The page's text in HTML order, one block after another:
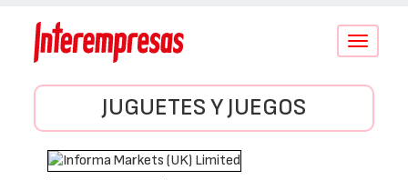
Conmutar
JUGUETES Y JUEGOS